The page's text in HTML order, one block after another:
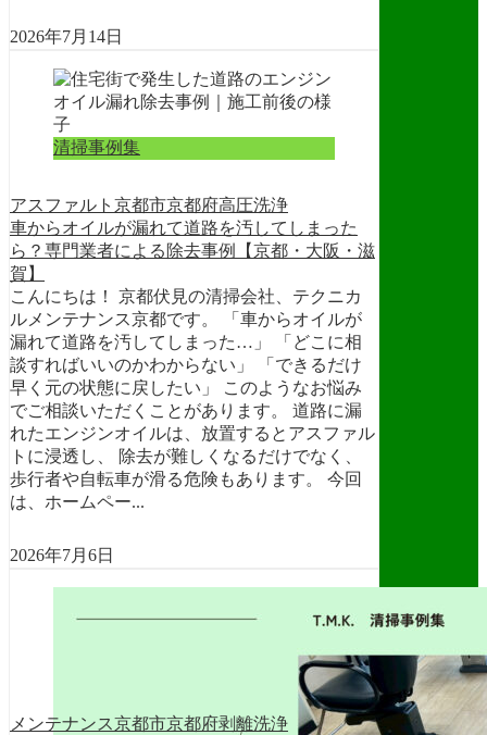
2026年7月14日
清掃事例集
アスファルト 京都市京都府高圧洗浄
車からオイルが漏れて道路を汚してしまった
ら？専門業者による除去事例【京都・大阪・滋
賀】
こんにちは！ 京都伏見の清掃会社、テクニカ
ルメンテナンス京都です。 「車からオイルが
漏れて道路を汚してしまった…」 「どこに相
談すればいいのかわからない」 「できるだけ
早く元の状態に戻したい」 このようなお悩み
でご相談いただくことがあります。 道路に漏
れたエンジンオイルは、放置するとアスファル
トに浸透し、 除去が難しくなるだけでなく、
歩行者や自転車が滑る危険もあります。 今回
は、ホームペー...
2026年7月6日
メンテナンス京都市京都府剥離洗浄